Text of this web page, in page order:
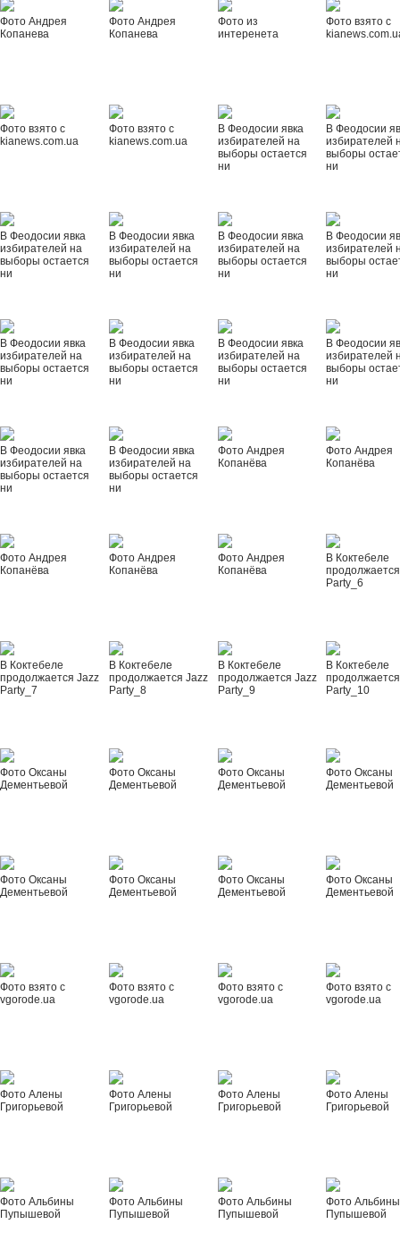
Фото Андрея
Копанева
Фото Андрея
Копанева
Фото из
интеренета
Фото взято с
Фото взято с
kianews.com.ua
Фото взято с
kianews.com.ua
В Феодосии явка
избирателей на
выборы остается
ни
В Феодосии
избирателей
выборы
ни
В Феодосии явка
избирателей на
выборы остается
ни
В Феодосии явка
избирателей на
выборы остается
ни
В Феодосии явка
избирателей на
выборы остается
ни
В Феодосии
избирателей
выборы
ни
В Феодосии явка
избирателей на
выборы остается
ни
В Феодосии явка
избирателей на
выборы остается
ни
В Феодосии явка
избирателей на
выборы остается
ни
В Феодосии
избирателей
выборы
ни
В Феодосии явка
избирателей на
выборы остается
ни
В Феодосии явка
избирателей на
выборы остается
ни
Фото Андрея
Копанёва
Фото Андрея
Копанёва
Фото Андрея
Копанёва
Фото Андрея
Копанёва
Фото Андрея
Копанёва
В Коктебеле
Party_6
В Коктебеле
продолжается Jazz
Party_7
В Коктебеле
продолжается Jazz
Party_8
В Коктебеле
продолжается Jazz
Party_9
В Коктебеле
Party_10
Фото Оксаны
Дементьевой
Фото Оксаны
Дементьевой
Фото Оксаны
Дементьевой
Фото Оксаны
Дементьевой
Фото Оксаны
Дементьевой
Фото Оксаны
Дементьевой
Фото Оксаны
Дементьевой
Фото Оксаны
Дементьевой
Фото взято с
vgorode.ua
Фото взято с
vgorode.ua
Фото взято с
vgorode.ua
Фото взято с
vgorode.ua
Фото Алены
Григорьевой
Фото Алены
Григорьевой
Фото Алены
Григорьевой
Фото Алены
Григорьевой
Фото Альбины
Пупышевой
Фото Альбины
Пупышевой
Фото Альбины
Пупышевой
Фото Альбины
Пупышевой